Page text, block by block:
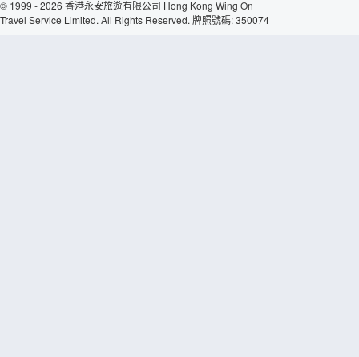
© 1999 - 2026 香港永安旅遊有限公司 Hong Kong Wing On
Travel Service Limited. All Rights Reserved. 牌照號碼: 350074